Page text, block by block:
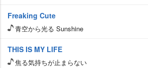
Freaking Cute
青空から光る Sunshine
THIS IS MY LIFE
焦る気持ちが止まらない